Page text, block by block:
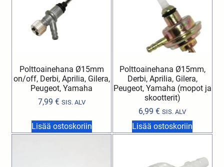
Polttoainehana Ø15mm
on/off, Derbi, Aprilia, Gilera,
Peugeot, Yamaha
7,99 € SIS. ALV
Lisää ostoskoriin
Polttoainehana Ø15mm,
Derbi, Aprilia, Gilera,
Peugeot, Yamaha (mopot ja
skootterit)
6,99€ SIS. ALV
Lisää ostoskoriin